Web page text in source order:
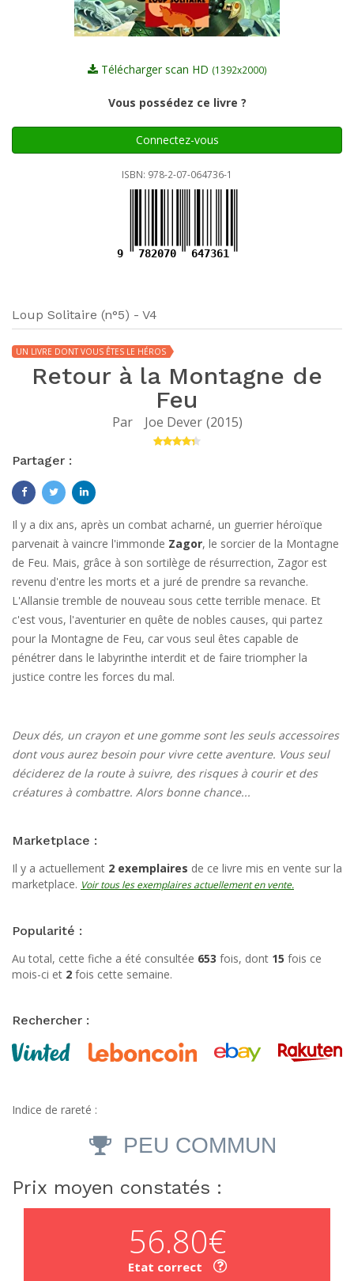
Télécharger scan HD (1392x2000)
Vous possédez ce livre ?
Connectez-vous
ISBN: 978-2-07-064736-1
9 782070 647361
Loup Solitaire (n°5) - V4
UN LIVRE DONT VOUS ÊTES LE HÉROS
Retour à la Montagne de
Feu
Par Joe Dever (2015)
Partager :
Il y a dix ans, après un combat acharné, un guerrier héroïque
parvenait à vaincre l'immonde Zagor, le sorcier de la Montagne
de Feu. Mais, grâce à son sortilège de résurrection, Zagor est
revenu d'entre les morts et a juré de prendre sa revanche.
L'Allansie tremble de nouveau sous cette terrible menace. Et
c'est vous, l'aventurier en quête de nobles causes, qui partez
pour la Montagne de Feu, car vous seul êtes capable de
pénétrer dans le labyrinthe interdit et de faire triompher la
justice contre les forces du mal.
Deux dés, un crayon et une gomme sont les seuls accessoires
dont vous aurez besoin pour vivre cette aventure. Vous seul
déciderez de la route à suivre, des risques à courir et des
créatures à combattre. Alors bonne chance...
Marketplace :
Il y a actuellement 2 exemplaires de ce livre mis en vente sur la
marketplace. Voir tous les exemplaires actuellement en vente.
Popularité :
Au total, cette fiche a été consultée 653 fois, dont 15 fois ce
mois-ci et 2 fois cette semaine.
Rechercher :
Indice de rareté :
PEU COMMUN
Prix moyen constatés :
56.80€
Etat correct